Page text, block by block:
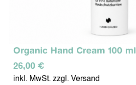
Organic Hand Cream 100 ml
26,00 €
inkl. MwSt. zzgl. Versand